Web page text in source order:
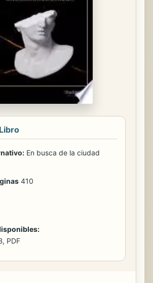
En busca de la ciudad
410
PDF